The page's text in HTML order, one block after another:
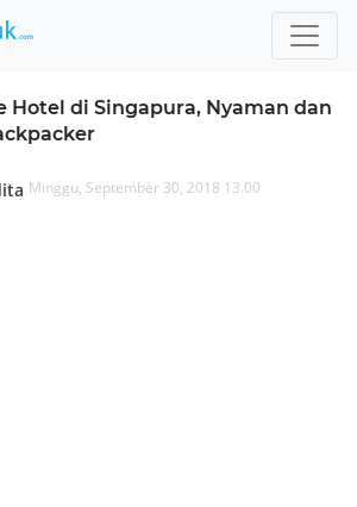
Hotel di Singapura, Nyaman dan
Minggu, September 30, 2018 13.00